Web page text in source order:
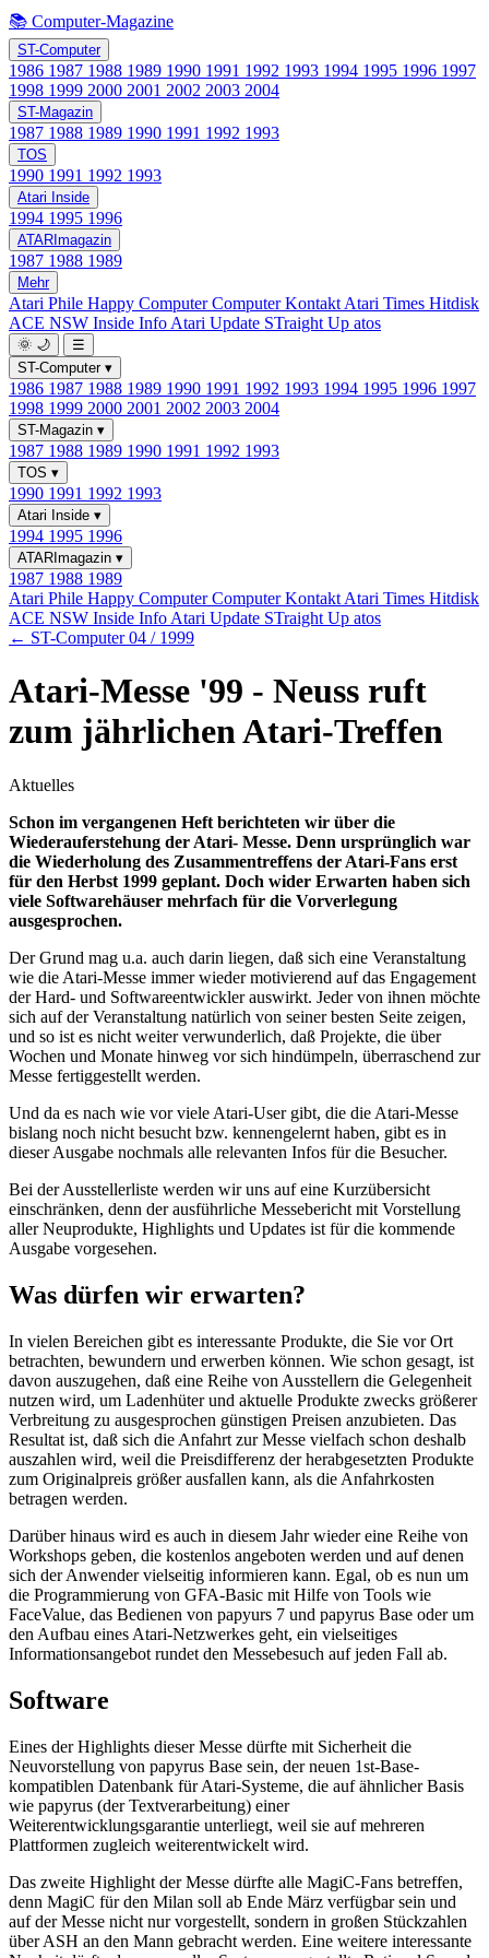
📚 Computer-Magazine
ST-Computer
1986 1987 1988 1989 1990 1991 1992 1993 1994 1995 1996 1997
1998 1999 2000 2001 2002 2003 2004
ST-Magazin
1987 1988 1989 1990 1991 1992 1993
TOS
1990 1991 1992 1993
Atari Inside
1994 1995 1996
ATARImagazin
1987 1988 1989
Mehr
Atari Phile Happy ComputerComputer Kontakt Atari Times Hitdisk
ACE NSW Inside Info Atari Update STraight Up atos
🌞 🌙
☰
ST-Computer ▾
1986 1987 1988 1989 1990 1991 1992 1993 1994 1995 1996 1997
1998 1999 2000 2001 2002 2003 2004
ST-Magazin ▾
1987 1988 1989 1990 1991 1992 1993
TOS ▾
1990 1991 1992 1993
Atari Inside ▾
1994 1995 1996
ATARImagazin ▾
1987 1988 1989
Atari Phile Happy ComputerComputer Kontakt Atari Times Hitdisk
ACE NSW Inside Info Atari Update STraight Up atos
← ST-Computer 04 / 1999
Atari-Messe '99 - Neuss ruft
zum jährlichen Atari-Treffen
Aktuelles
Schon im vergangenen Heft berichteten wir über die
Wiederauferstehung der Atari- Messe. Denn ursprünglich war
die Wiederholung des Zusammentreffens der Atari-Fans erst
für den Herbst 1999 geplant. Doch wider Erwarten haben sich
viele Softwarehäuser mehrfach für die Vorverlegung
ausgesprochen.
Der Grund mag u.a. auch darin liegen, daß sich eine Veranstaltung
wie die Atari-Messe immer wieder motivierend auf das Engagement
der Hard- und Softwareentwickler auswirkt. Jeder von ihnen möchte
sich auf der Veranstaltung natürlich von seiner besten Seite zeigen,
und so ist es nicht weiter verwunderlich, daß Projekte, die über
Wochen und Monate hinweg vor sich hindümpeln, überraschend zur
Messe fertiggestellt werden.
Und da es nach wie vor viele Atari-User gibt, die die Atari-Messe
bislang noch nicht besucht bzw. kennengelernt haben, gibt es in
dieser Ausgabe nochmals alle relevanten Infos für die Besucher.
Bei der Ausstellerliste werden wir uns auf eine Kurzübersicht
einschränken, denn der ausführliche Messebericht mit Vorstellung
aller Neuprodukte, Highlights und Updates ist für die kommende
Ausgabe vorgesehen.
Was dürfen wir erwarten?
In vielen Bereichen gibt es interessante Produkte, die Sie vor Ort
betrachten, bewundern und erwerben können. Wie schon gesagt, ist
davon auszugehen, daß eine Reihe von Ausstellern die Gelegenheit
nutzen wird, um Ladenhüter und aktuelle Produkte zwecks größerer
Verbreitung zu ausgesprochen günstigen Preisen anzubieten. Das
Resultat ist, daß sich die Anfahrt zur Messe vielfach schon deshalb
auszahlen wird, weil die Preisdifferenz der herabgesetzten Produkte
zum Originalpreis größer ausfallen kann, als die Anfahrkosten
betragen werden.
Darüber hinaus wird es auch in diesem Jahr wieder eine Reihe von
Workshops geben, die kostenlos angeboten werden und auf denen
sich der Anwender vielseitig informieren kann. Egal, ob es nun um
die Programmierung von GFA-Basic mit Hilfe von Tools wie
FaceValue, das Bedienen von papyurs 7 und papyrus Base oder um
den Aufbau eines Atari-Netzwerkes geht, ein vielseitiges
Informationsangebot rundet den Messebesuch auf jeden Fall ab.
Software
Eines der Highlights dieser Messe dürfte mit Sicherheit die
Neuvorstellung von papyrus Base sein, der neuen 1st-Base-
kompatiblen Datenbank für Atari-Systeme, die auf ähnlicher Basis
wie papyrus (der Textverarbeitung) einer
Weiterentwicklungsgarantie unterliegt, weil sie auf mehreren
Plattformen zugleich weiterentwickelt wird.
Das zweite Highlight der Messe dürfte alle MagiC-Fans betreffen,
denn MagiC für den Milan soll ab Ende März verfügbar sein und
auf der Messe nicht nur vorgestellt, sondern in großen Stückzahlen
über ASH an den Mann gebracht werden. Eine weitere interessante